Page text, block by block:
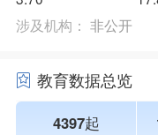
涉及机构： 非公开
教育数据总览
4397起